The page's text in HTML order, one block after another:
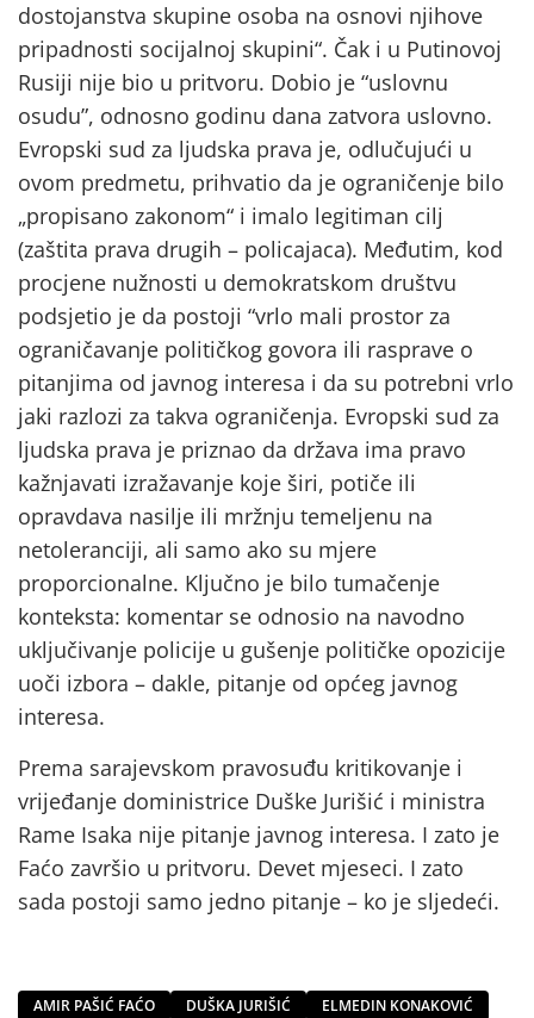
dostojanstva skupine osoba na osnovi njihove
pripadnosti socijalnoj skupini“. Čak i u Putinovoj
Rusiji nije bio u pritvoru. Dobio je “uslovnu
osudu”, odnosno godinu dana zatvora uslovno.
Evropski sud za ljudska prava je, odlučujući u
ovom predmetu, prihvatio da je ograničenje bilo
„propisano zakonom“ i imalo legitiman cilj
(zaštita prava drugih – policajaca). Međutim, kod
procjene nužnosti u demokratskom društvu
podsjetio je da postoji “vrlo mali prostor za
ograničavanje političkog govora ili rasprave o
pitanjima od javnog interesa i da su potrebni vrlo
jaki razlozi za takva ograničenja. Evropski sud za
ljudska prava je priznao da država ima pravo
kažnjavati izražavanje koje širi, potiče ili
opravdava nasilje ili mržnju temeljenu na
netoleranciji, ali samo ako su mjere
proporcionalne. Ključno je bilo tumačenje
konteksta: komentar se odnosio na navodno
uključivanje policije u gušenje političke opozicije
uoči izbora – dakle, pitanje od općeg javnog
interesa.
Prema sarajevskom pravosuđu kritikovanje i
vrijeđanje doministrice Duške Jurišić i ministra
Rame Isaka nije pitanje javnog interesa. I zato je
Faćo završio u pritvoru. Devet mjeseci. I zato
sada postoji samo jedno pitanje – ko je sljedeći.
AMIR PAŠIĆ FAĆO DUŠKA JURIŠIĆ
ELMEDIN KONAKOVIĆ